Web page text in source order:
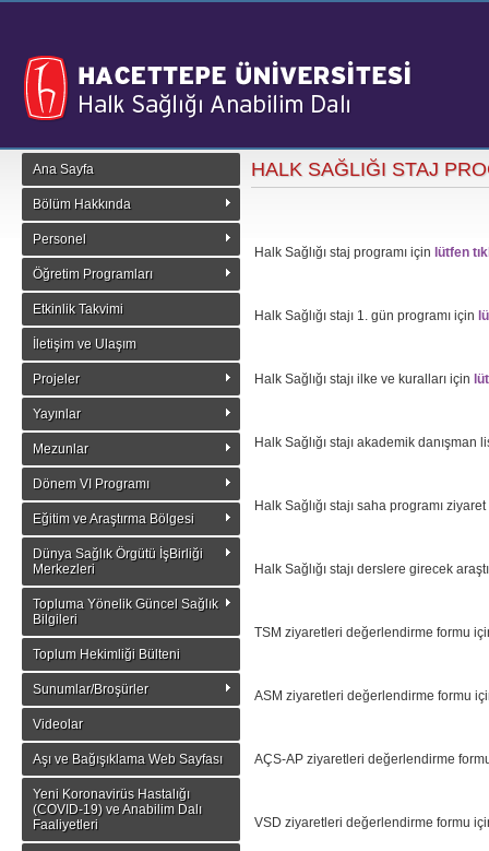
Ana Sayfa
Bölüm Hakkında
Personel
Öğretim Programları
Etkinlik Takvimi
İletişim ve Ulaşım
Projeler
Yayınlar
Mezunlar
Dönem VI Programı
Eğitim ve Araştırma Bölgesi
Dünya Sağlık Örgütü İşBirliği
Merkezleri
Topluma Yönelik Güncel Sağlık
Bilgileri
Toplum Hekimliği Bülteni
Sunumlar/Broşürler
Videolar
Aşı ve Bağışıklama Web Sayfası
Yeni Koronavirüs Hastalığı
(COVID-19) ve Anabilim Dalı
Faaliyetleri
HALK SAĞLIĞI STAJ
Halk Sağlığı staj programı için lütfen
Halk Sağlığı stajı 1. gün programı için
Halk Sağlığı stajı ilke ve kuralları için
Halk Sağlığı stajı akademik danışman
Halk Sağlığı stajı saha programı
Halk Sağlığı stajı derslere girecek
TSM ziyaretleri değerlendirme formu
ASM ziyaretleri değerlendirme formu
AÇS-AP ziyaretleri değerlendirme
VSD ziyaretleri değerlendirme formu